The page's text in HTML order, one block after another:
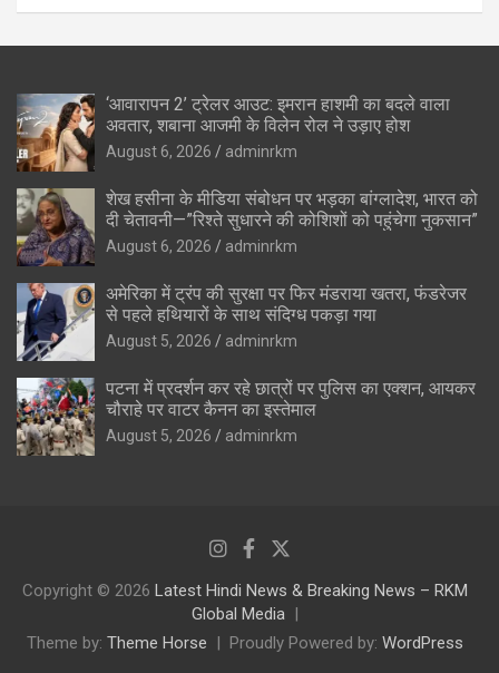
‘आवारापन 2’ ट्रेलर आउट: इमरान हाशमी का बदले वाला
अवतार, शबाना आजमी के विलेन रोल ने उड़ाए होश
August 6, 2026 adminrkm
शेख हसीना के मीडिया संबोधन पर भड़का बांग्लादेश, भारत को
दी चेतावनी—”रिश्ते सुधारने की कोशिशों को पहुंचेगा नुकसान”
August 6, 2026 adminrkm
अमेरिका में ट्रंप की सुरक्षा पर फिर मंडराया खतरा, फंडरेजर
से पहले हथियारों के साथ संदिग्ध पकड़ा गया
August 5, 2026 adminrkm
पटना में प्रदर्शन कर रहे छात्रों पर पुलिस का एक्शन, आयकर
चौराहे पर वाटर कैनन का इस्तेमाल
August 5, 2026 adminrkm
Copyright © 2026 Latest Hindi News & Breaking News – RKM
Global Media
Theme by: Theme Horse Proudly Powered by: WordPress